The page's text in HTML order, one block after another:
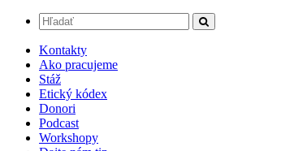
Kontakty
Ako pracujeme
Stáž
Etický kódex
Donori
Podcast
Workshopy